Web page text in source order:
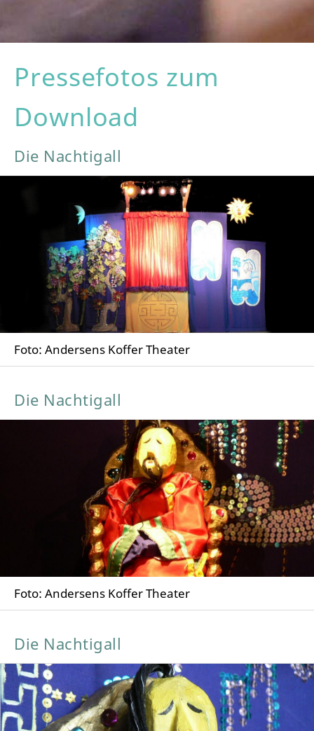
Pressefotos zum
Download
Die Nachtigall
Foto: Andersens Koffer Theater
Die Nachtigall
Foto: Andersens Koffer Theater
Die Nachtigall